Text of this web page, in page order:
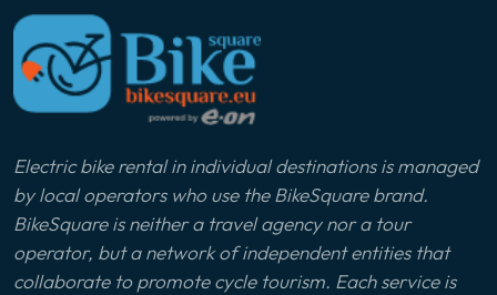
Electric bike rental in individual destinations is managed
by local operators who use the BikeSquare brand.
BikeSquare is neither a travel agency nor a tour
operator, but a network of independent entities that
collaborate to promote cycle tourism. Each service is